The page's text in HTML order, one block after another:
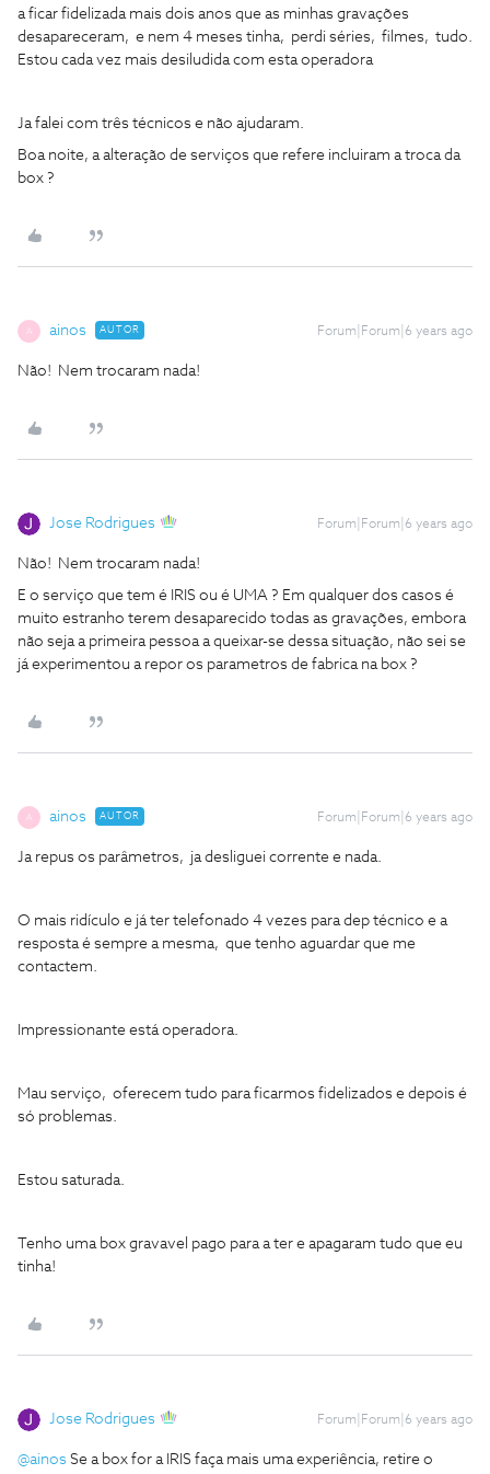
a ficar fidelizada mais dois anos que as minhas gravações
desapareceram, e nem 4 meses tinha, perdi séries, filmes, tudo.
Estou cada vez mais desiludida com esta operadora
Ja falei com três técnicos e não ajudaram.
Boa noite, a alteração de serviços que refere incluiram a troca da
box ?
A ainos AUTOR Forum|Forum|6 years ago
Não! Nem trocaram nada!
Jose Rodrigues Forum|Forum|6 years ago
Não! Nem trocaram nada!
E o serviço que tem é IRIS ou é UMA ? Em qualquer dos casos é
muito estranho terem desaparecido todas as gravações, embora
não seja a primeira pessoa a queixar-se dessa situação, não sei se
já experimentou a repor os parametros de fabrica na box ?
A ainos AUTOR Forum|Forum|6 years ago
Ja repus os parâmetros, ja desliguei corrente e nada.
O mais ridículo e já ter telefonado 4 vezes para dep técnico e a
resposta é sempre a mesma, que tenho aguardar que me
contactem.
Impressionante está operadora.
Mau serviço, oferecem tudo para ficarmos fidelizados e depois é
só problemas.
Estou saturada.
Tenho uma box gravavel pago para a ter e apagaram tudo que eu
tinha!
Jose Rodrigues Forum|Forum|6 years ago
@ainos Se a box for a IRIS faça mais uma experiência, retire o